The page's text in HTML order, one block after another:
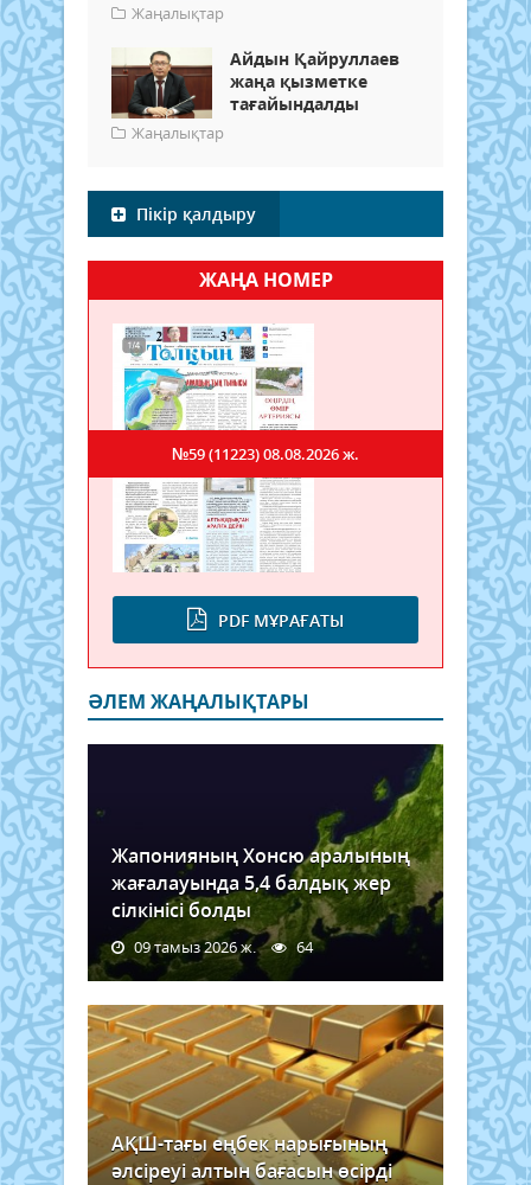
Жаңалықтар
Айдын Қайруллаев
жаңа қызметке
тағайындалды
Жаңалықтар
Пікір қалдыру
ЖАҢА НОМЕР
PDF МҰРАҒАТЫ
№59 (11223)08.08.2026 ж.
ӘЛЕМ ЖАҢАЛЫҚТАРЫ
Жапонияның Хонсю аралының
жағалауында 5,4 балдық жер
сілкінісі болды
09 тамыз 2026 ж. 64
АҚШ-тағы еңбек нарығының
әлсіреуі алтын бағасын өсірді